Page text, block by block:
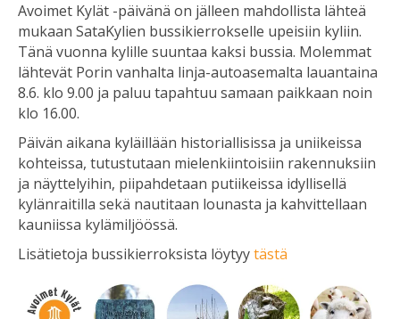
Avoimet Kylät -päivänä on jälleen mahdollista lähteä
mukaan SataKylien bussikierrokselle upeisiin kyliin.
Tänä vuonna kylille suuntaa kaksi bussia. Molemmat
lähtevät Porin vanhalta linja-autoasemalta lauantaina
8.6. klo 9.00 ja paluu tapahtuu samaan paikkaan noin
klo 16.00.
Päivän aikana kyläillään historiallisissa ja uniikeissa
kohteissa, tutustutaan mielenkiintoisiin rakennuksiin
ja näyttelyihin, piipahdetaan putiikeissa idyllisellä
kylänraitilla sekä nautitaan lounasta ja kahvittellaan
kauniissa kylämiljöössä.
Lisätietoja bussikierroksista löytyytästä